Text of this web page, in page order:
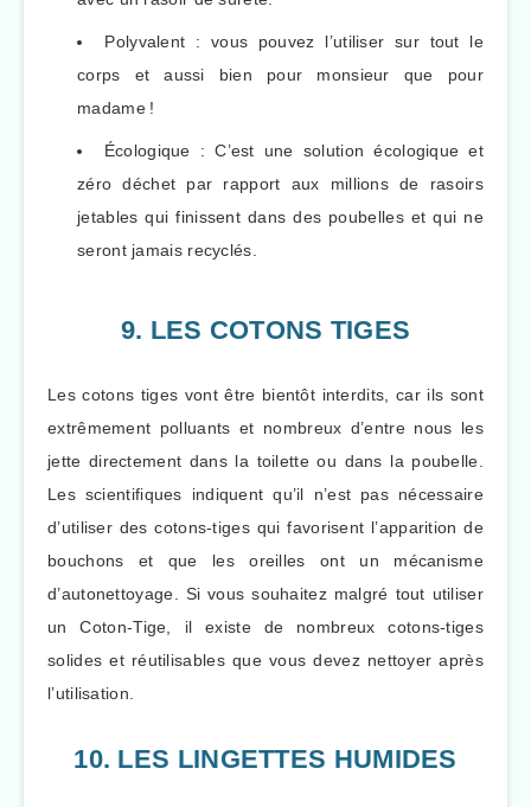
Polyvalent : vous pouvez l’utiliser sur tout le
corps et aussi bien pour monsieur que pour
madame !
Écologique : C’est une solution écologique et
zéro déchet par rapport aux millions de rasoirs
jetables qui finissent dans des poubelles et qui ne
seront jamais recyclés.
9. LES COTONS TIGES
Les cotons tiges vont être bientôt interdits, car ils sont
extrêmement polluants et nombreux d’entre nous les
jette directement dans la toilette ou dans la poubelle.
Les scientifiques indiquent qu’il n’est pas nécessaire
d’utiliser des cotons-tiges qui favorisent l’apparition de
bouchons et que les oreilles ont un mécanisme
d’autonettoyage. Si vous souhaitez malgré tout utiliser
un Coton-Tige, il existe de nombreux cotons-tiges
solides et réutilisables que vous devez nettoyer après
l’utilisation.
10. LES LINGETTES HUMIDES